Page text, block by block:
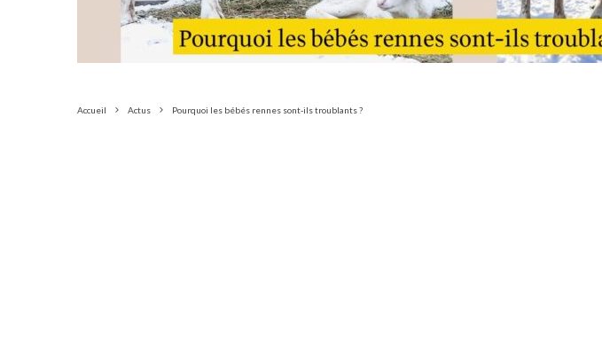
Accueil Actus Pourquoi les bébés rennes sont-ils troublants ?